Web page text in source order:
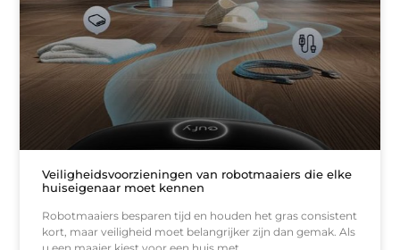
Veiligheidsvoorzieningen van robotmaaiers die elke
huiseigenaar moet kennen
Robotmaaiers besparen tijd en houden het gras consistent
kort, maar veiligheid moet belangrijker zijn dan gemak. Als